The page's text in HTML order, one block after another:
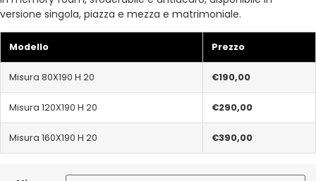
versione singola, piazza e mezza e matrimoniale.
Modello Prezzo
Misura 80X190 H 20 €190,00
Misura 120X190 H 20 €290,00
Misura 160X190 H 20 €390,00